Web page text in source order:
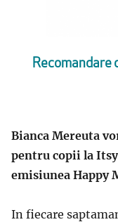
Recomandare
Bianca Mereuta
pentru copii la
emisiunea Happy
In fiecare